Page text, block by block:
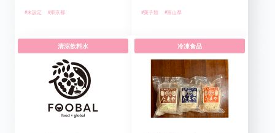
#未設定 #東京都 #菓子類 #富山県
清涼飲料水 冷凍食品